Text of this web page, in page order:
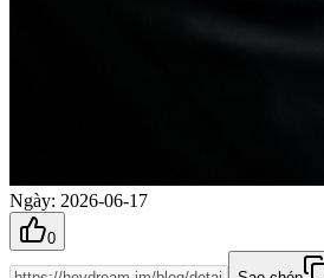
Ngày: 2026-06-17
0